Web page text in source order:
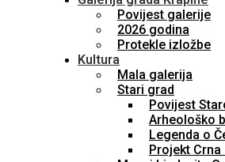
Povijest galerije
2026 godina
Protekle izložbe
Kultura
Mala galerija
Stari grad
Povijest
Arheološko
Legenda o
Projekt Crna